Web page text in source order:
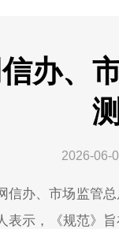
办、
2026-06-
信办、市场监管
表示，《规范》